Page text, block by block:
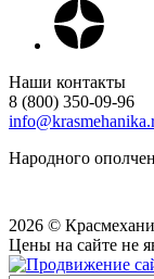
Наши контакты
8 (800) 350-09-96
Народного
2026 ©
Цены на сайте не